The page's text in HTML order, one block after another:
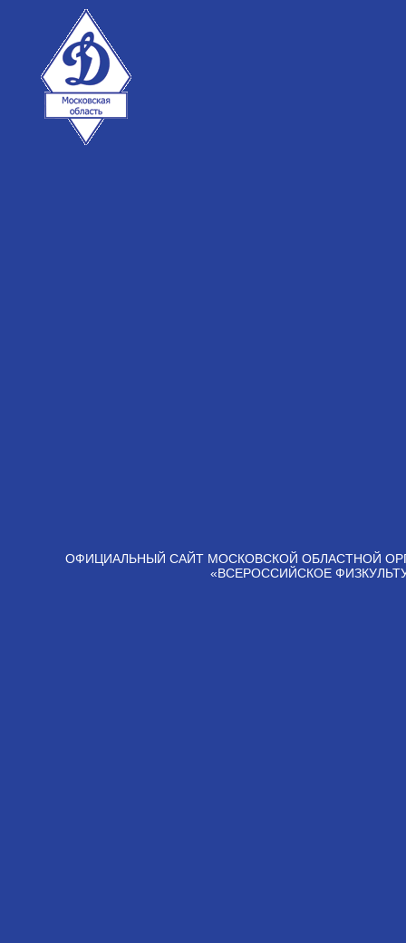
ОФИЦИАЛЬНЫЙ САЙТ МОСКОВСКОЙ ОБЛАСТНОЙ
«ВСЕРОССИЙСКОЕ